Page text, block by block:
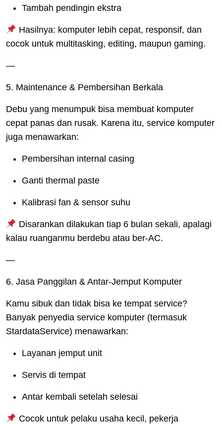
Tambah pendingin ekstra
Hasilnya: komputer lebih cepat, responsif, dan
cocok untuk multitasking, editing, maupun gaming.
—
5. Maintenance & Pembersihan Berkala
Debu yang menumpuk bisa membuat komputer
cepat panas dan rusak. Karena itu, service komputer
juga menawarkan:
Pembersihan internal casing
Ganti thermal paste
Kalibrasi fan & sensor suhu
Disarankan dilakukan tiap 6 bulan sekali, apalagi
kalau ruanganmu berdebu atau ber-AC.
—
6. Jasa Panggilan & Antar-Jemput Komputer
Kamu sibuk dan tidak bisa ke tempat service?
Banyak penyedia service komputer (termasuk
StardataService) menawarkan:
Layanan jemput unit
Servis di tempat
Antar kembali setelah selesai
Cocok untuk pelaku usaha kecil, pekerja